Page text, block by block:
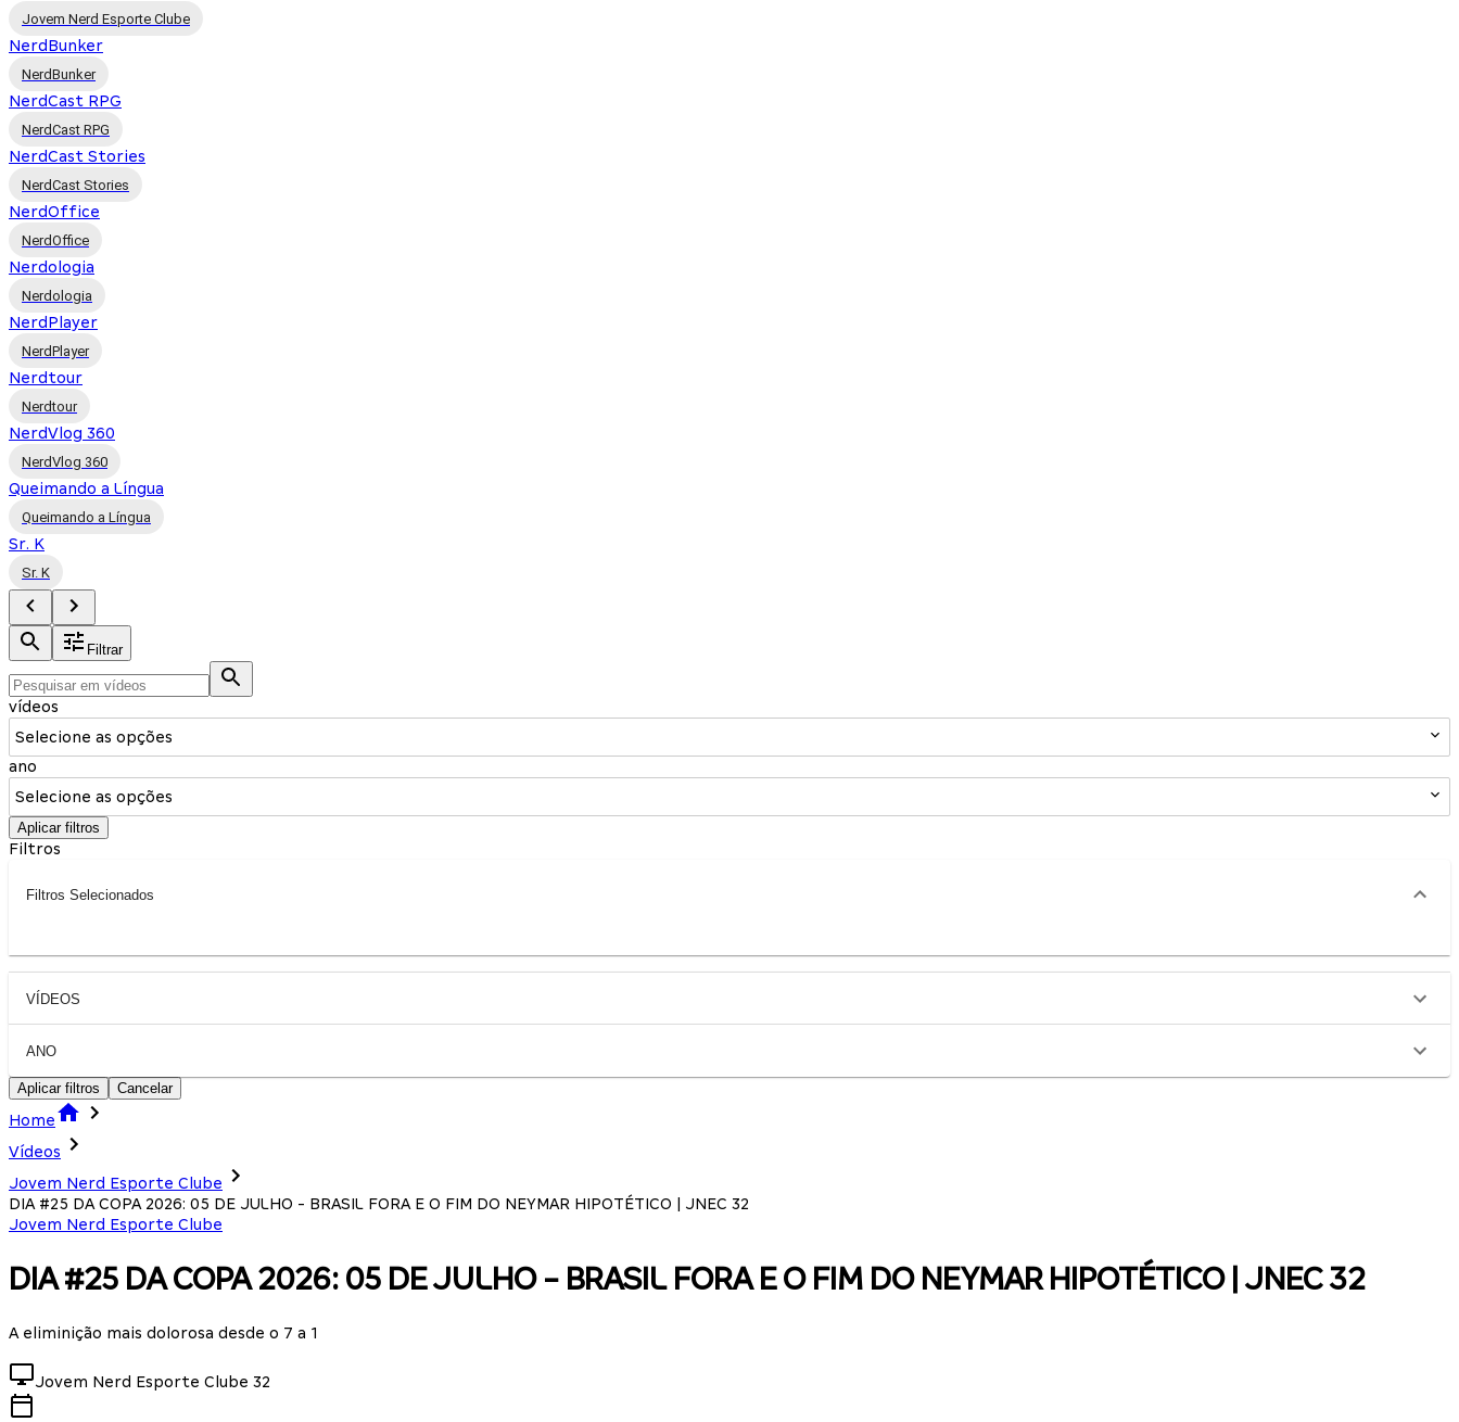
Jovem Nerd Esporte Clube
NerdBunker
NerdBunker
NerdCast RPG
NerdCast RPG
NerdCast Stories
NerdCast Stories
NerdOffice
NerdOffice
Nerdologia
Nerdologia
NerdPlayer
NerdPlayer
Nerdtour
Nerdtour
NerdVlog 360
NerdVlog 360
Queimando a Língua
Queimando a Língua
Sr. K
Sr. K
Filtrar
vídeos
Selecione as opções
ano
Selecione as opções
Aplicar filtros
Filtros
Filtros Selecionados
VÍDEOS
ANO
Aplicar filtros Cancelar
Home
Vídeos
Jovem Nerd Esporte Clube
DIA #25 DA COPA 2026: 05 DE JULHO - BRASIL FORA E O FIM DO NEYMAR HIPOTÉTICO | JNEC 32
Jovem Nerd Esporte Clube
DIA #25 DA COPA 2026: 05 DE JULHO - BRASIL FORA E O FIM DO NEYMAR HIPOTÉTICO | JNEC 32
A eliminição mais dolorosa desde o 7 a 1
Jovem Nerd Esporte Clube 32